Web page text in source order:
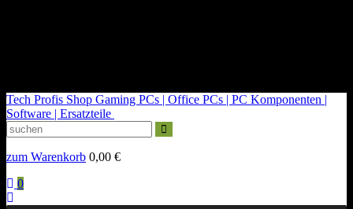
Tech Profis Shop Gaming PCs | Office PCs | PC Komponenten |
Software | Ersatzteile
zum Warenkorb 0,00 €
0